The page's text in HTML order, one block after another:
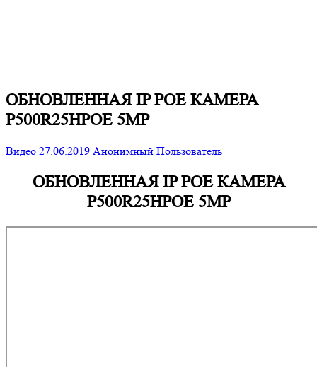
ОБНОВЛЕННАЯ IP POE КАМЕРА
P500R25HPOE 5MP
Видео 27.06.2019 Анонимный Пользователь
ОБНОВЛЕННАЯ IP POE КАМЕРА
P500R25HPOE 5MP